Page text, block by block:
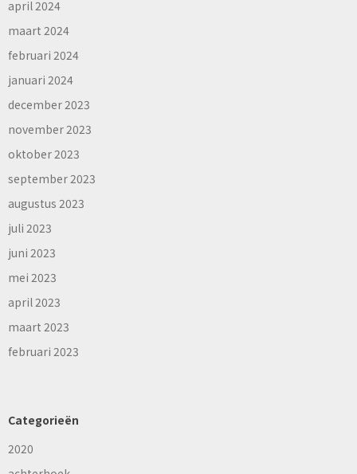
april 2024
maart 2024
februari 2024
januari 2024
december 2023
november 2023
oktober 2023
september 2023
augustus 2023
juli 2023
juni 2023
mei 2023
april 2023
maart 2023
februari 2023
Categorieën
2020